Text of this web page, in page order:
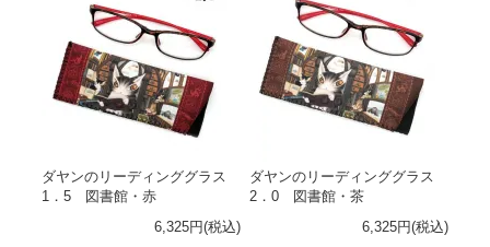
ダヤンのリーディンググラス
1．5 図書館・赤
6,325円(税込)
ダヤンのリーディンググラス
2．0 図書館・茶
6,325円(税込)